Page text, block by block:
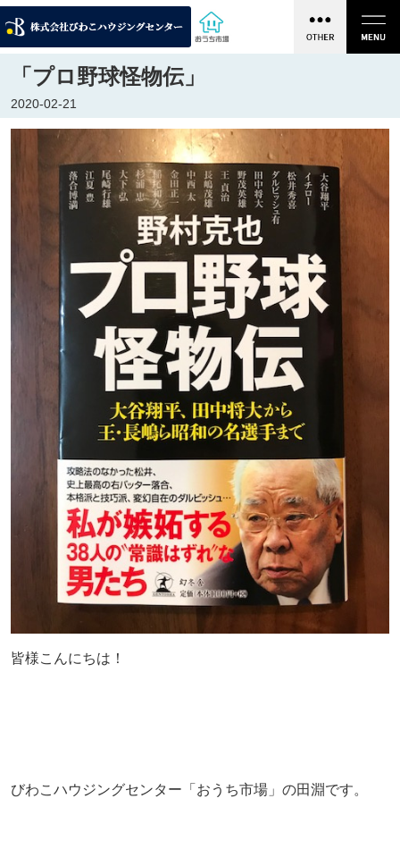
「プロ野球怪物伝」
2020-02-21
皆様こんにちは！
びわこハウジングセンター「おうち市場」の田淵です。